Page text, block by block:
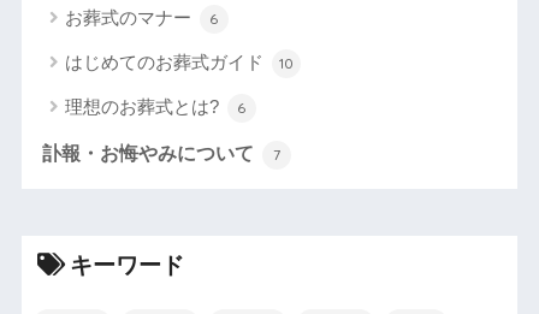
お葬式のマナー 6
はじめてのお葬式ガイド 10
理想のお葬式とは? 6
訃報・お悔やみについて 7
キーワード